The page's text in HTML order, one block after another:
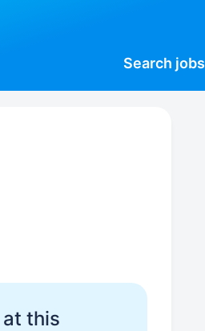
Search jobs
this